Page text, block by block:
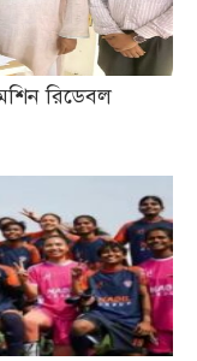
রিডেবল